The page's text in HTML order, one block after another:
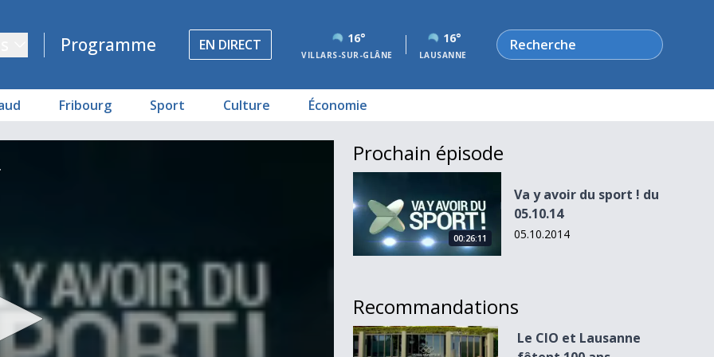
Programme EN DIRECT 16°
VILLARS-SUR-GLÂNE
16°
LAUSANNE
Rechercher
Fribourg Sport Culture Économie
Prochain épisode
Va y avoir du sport ! du 05.10.14
00:26:11
Va y avoir du sport ! du
05.10.14
05.10.2014
Recommandations
Le CIO et Lausanne fêtent 100 ans d&#039;amour
Le CIO et Lausanne